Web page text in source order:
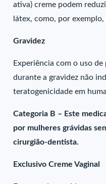
ativa) creme podem
látex, como, por
Gravidez
Experiência com o uso
durante a gravidez não
teratogenicidade em
Categoria B – Este
por mulheres grávidas
cirurgião-dentista.
Exclusivo Creme Vaginal